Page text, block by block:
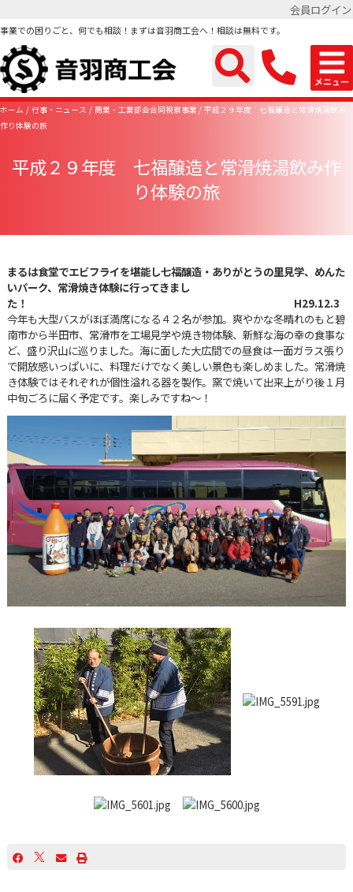
会員ログイン
事業での困りごと、何でも相談！まずは音羽商工会へ！相談は無料です。
ホーム 行事・ニュース 商業・工業部会合同視察事業
平成２９年度 七福醸造と常滑焼湯飲み
作り体験の旅
平成２９年度 七福醸造と常滑焼湯飲み作
り体験の旅
まるは食堂でエビフライを堪能し七福醸造・ありがとうの里見学、めんた
いパーク、常滑焼き体験に行ってきまし
た！ H29.12.3
今年も大型バスがほぼ満席になる４２名が参加。爽やかな冬晴れのもと碧
南市から半田市、常滑市を工場見学や焼き物体験、新鮮な海の幸の食事な
ど、盛り沢山に巡りました。海に面した大広間での昼食は一面ガラス張り
で開放感いっぱいに、料理だけでなく美しい景色も楽しめました。常滑焼
き体験ではそれぞれが個性溢れる器を製作。窯で焼いて出来上がり後１月
中旬ごろに届く予定です。楽しみですね～！